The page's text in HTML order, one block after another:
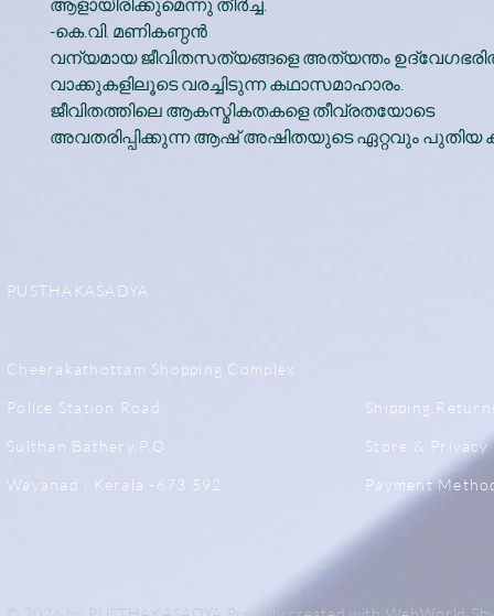
ആളായിരിക്കുമെന്നു തീര്‍ച്ച.
-കെ.വി. മണികണ്ഠന്‍
വന്യമായ ജീവിതസത്യങ്ങളെ അത്യന്തം
വാക്കുകളിലൂടെ വരച്ചിടുന്ന കഥാസമാഹാരം.
ജീവിതത്തിലെ ആകസ്മികതകളെ തീവ്രതയോടെ
അവതരിപ്പിക്കുന്ന ആഷ് അഷിതയുടെ ഏറ്റവും പുതിയ
PUSTHAKASADYA
Cheerakathottam Shopping Complex
Police Station Road,
Sulthan Bathery.P.O
Wayanad , Kerala -673 592
Store & Privacy
Payment